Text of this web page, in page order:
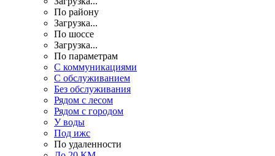
По району
Загрузка...
По шоссе
Загрузка...
По параметрам
С коммуникациями
С обслуживанием
Без обслуживания
Рядом с лесом
Рядом с городом
У воды
Под ижс
По удаленности